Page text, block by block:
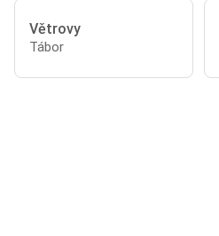
Větrovy
Tábor